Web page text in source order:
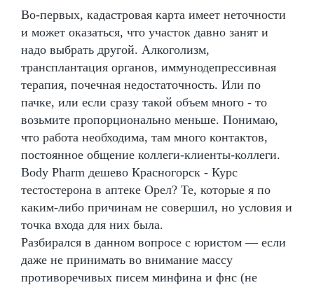
Во-первых, кадастровая карта имеет неточности
и может оказаться, что участок давно занят и
надо выбрать другой. Алкоголизм,
трансплантация органов, иммунодепрессивная
терапия, почечная недостаточность. Или по
пачке, или если сразу такой объем много - то
возьмите пропорционально меньше. Понимаю,
что работа необходима, там много контактов,
постоянное общение коллеги-клиенты-коллеги.
Body Pharm дешево Красногорск - Курс
тестостерона в аптеке Орел? Те, которые я по
каким-либо причинам не совершил, но условия и
точка входа для них была.
Разбирался в данном вопросе с юристом — если
даже не принимать во внимание массу
противоречивых писем минфина и фнс (не